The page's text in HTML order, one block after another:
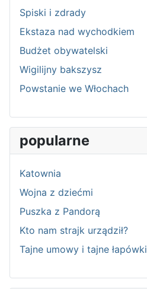
Spiski i zdrady
Ekstaza nad wychodkiem
Budżet obywatelski
Wigilijny bakszysz
Powstanie we Włochach
popularne
Katownia
Wojna z dziećmi
Puszka z Pandorą
Kto nam strajk urządził?
Tajne umowy i tajne łapówki